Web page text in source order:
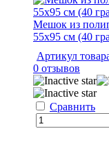
Мешок из
55х95 см (40
Артикул
0 отзывов
Сравнить